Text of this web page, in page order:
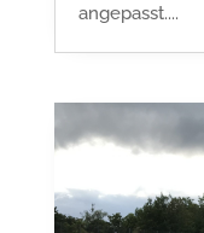
angepasst....